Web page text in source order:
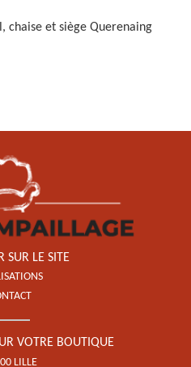
chaise et siège Querenaing
SUR LE SITE
VOTRE BOUTIQUE
LILLE